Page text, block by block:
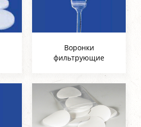
Воронки
фильтрующие